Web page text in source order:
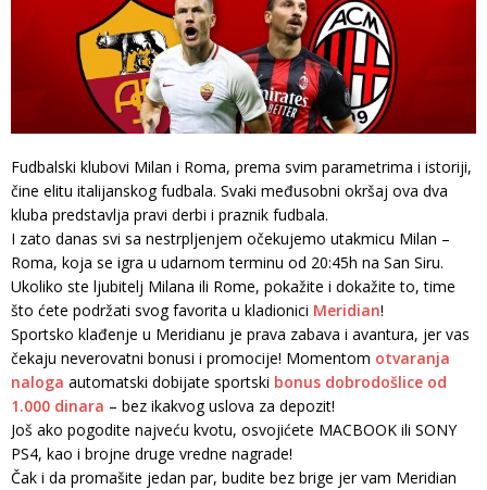
Fudbalski klubovi Milan i Roma, prema svim parametrima i istoriji,
čine elitu italijanskog fudbala. Svaki međusobni okršaj ova dva
kluba predstavlja pravi derbi i praznik fudbala.
I zato danas svi sa nestrpljenjem očekujemo utakmicu Milan –
Roma, koja se igra u udarnom terminu od 20:45h na San Siru.
Ukoliko ste ljubitelj Milana ili Rome, pokažite i dokažite to, time
što ćete podržati svog favorita u kladionici Meridian!
Sportsko klađenje u Meridianu je prava zabava i avantura, jer vas
čekaju neverovatni bonusi i promocije! Momentom otvaranja
naloga automatski dobijate sportski bonus dobrodošlice od
1.000 dinara – bez ikakvog uslova za depozit!
Još ako pogodite najveću kvotu, osvojićete MACBOOK ili SONY
PS4, kao i brojne druge vredne nagrade!
Čak i da promašite jedan par, budite bez brige jer vam Meridian